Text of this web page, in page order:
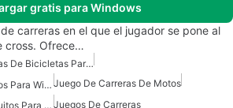
gratis para Windows
carreras en el que el jugador se pone al
cross. Ofrece…
Juegos De Carreras De Bicicletas Para Windows 7
Juego De Carreras De Motos Para Windows Juego De Carreras De Motos
Juegos De Motocross Gratuitos Para Windows Juegos De Carreras